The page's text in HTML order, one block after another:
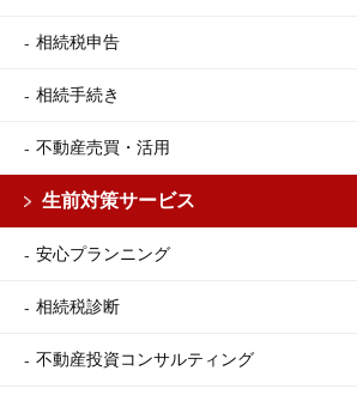
相続税申告
相続手続き
不動産売買・活用
生前対策サービス
安心プランニング
相続税診断
不動産投資コンサルティング